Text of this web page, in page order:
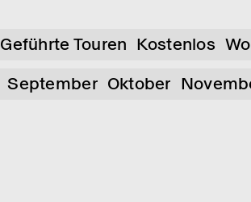
Geführte Touren Kostenlos
September Oktober